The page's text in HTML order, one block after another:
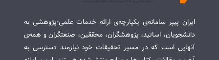
ایران پیپر سامانه‌ی یکپارچه‌ی ارائه خدمات علمی-پژوهشی به
دانشجویان، اساتید، پژوهشگران، محققین، صنعتگران و همه‌ی
آنهایی است که در مسیر تحقیقات خود نیازمند دسترسی به